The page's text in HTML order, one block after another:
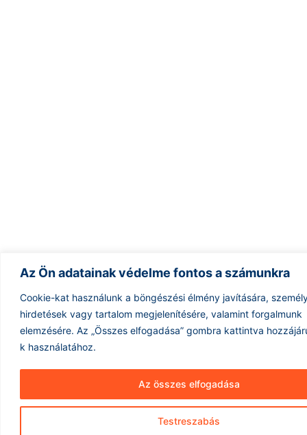
Az Ön adatainak védelme fontos a számunkra
Cookie-kat használunk a böngészési élmény javítására,
hirdetések vagy tartalom megjelenítésére, valamint forgalmunk
elemzésére. Az „Összes elfogadása” gombra kattintva
k használatához.
Testreszabás
Az összes elfogadása